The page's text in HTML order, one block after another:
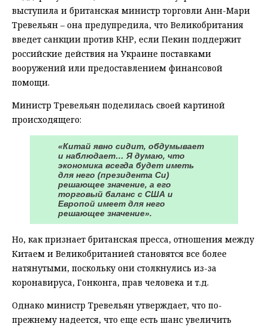
выступила и британская министр торговли Анн-Мари
Тревельян – она предупредила, что Великобритания
введет санкции против КНР, если Пекин поддержит
российские действия на Украине поставками
вооружений или предоставлением финансовой
помощи.
Министр Тревельян поделилась своей картиной
происходящего:
«Китай явно сидит, обдумывает
и наблюдает… Я думаю, что
экономика всегда будет иметь
для него (президента Си)
решающее значение, а его
торговый баланс с США и
Европой имеет для него
решающее значение».
Но, как признает британская пресса, отношения между
Китаем и Великобританией становятся все более
натянутыми, поскольку они столкнулись из-за
коронавируса, Гонконга, прав человека и т.д.
Однако министр Тревельян утверждает, что по-
прежнему надеется, что еще есть шанс увеличить